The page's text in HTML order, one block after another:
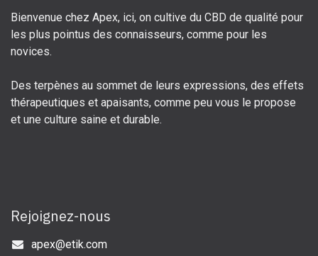
Bienvenue chez Apex, ici, on cultive du CBD de qualité pour
les plus pointus des connaisseurs, comme pour les
novices.
Des terpènes au sommet de leurs expressions, des effets
thérapeutiques et apaisants, comme peu vous le propose
et une culture saine et durable.
Rejoignez-nous
apex@etik.com